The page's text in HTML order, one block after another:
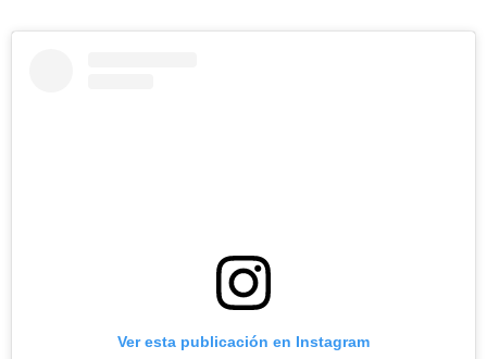
Ver esta publicación en Instagram